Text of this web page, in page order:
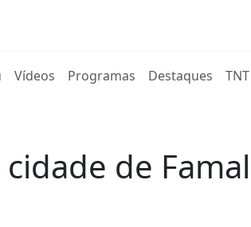
Vídeos Programas Destaques TNT
de